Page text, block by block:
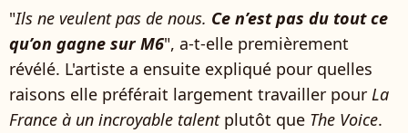
"Ils ne veulent pas de nous. Ce n’est pas du tout ce
qu’on gagne sur M6", a-t-elle premièrement
révélé. L'artiste a ensuite expliqué pour quelles
raisons elle préférait largement travailler pour La
France à un incroyable talent plutôt que The Voice.